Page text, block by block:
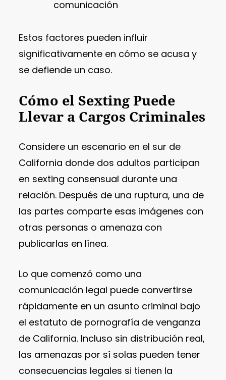
comunicación
Estos factores pueden influir
significativamente en cómo se acusa y
se defiende un caso.
Cómo el Sexting Puede
Llevar a Cargos Criminales
Considere un escenario en el sur de
California donde dos adultos participan
en sexting consensual durante una
relación. Después de una ruptura, una de
las partes comparte esas imágenes con
otras personas o amenaza con
publicarlas en línea.
Lo que comenzó como una
comunicación legal puede convertirse
rápidamente en un asunto criminal bajo
el estatuto de pornografía de venganza
de California. Incluso sin distribución real,
las amenazas por sí solas pueden tener
consecuencias legales si tienen la